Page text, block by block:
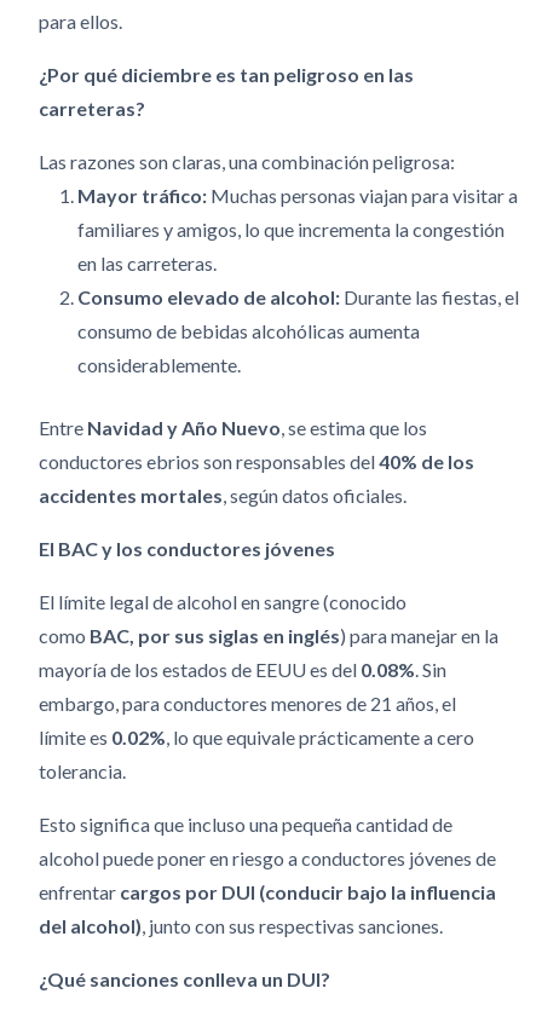
para ellos.
¿Por qué diciembre es tan peligroso en las
carreteras?
Las razones son claras, una combinación peligrosa:
Mayor tráfico: Muchas personas viajan para visitar a
familiares y amigos, lo que incrementa la congestión
en las carreteras.
Consumo elevado de alcohol: Durante las fiestas, el
consumo de bebidas alcohólicas aumenta
considerablemente.
Entre Navidad y Año Nuevo, se estima que los
conductores ebrios son responsables del40% de los
accidentes mortales, según datos oficiales.
El BAC y los conductores jóvenes
El límite legal de alcohol en sangre (conocido
como BAC, por sus siglas en inglés) para manejar en la
mayoría de los estados de EEUU es del 0.08%. Sin
embargo, para conductores menores de 21 años, el
límite es 0.02%, lo que equivale prácticamente a cero
tolerancia.
Esto significa que incluso una pequeña cantidad de
alcohol puede poner en riesgo a conductores jóvenes de
enfrentar cargos por DUI (conducir bajo la influencia
del alcohol), junto con sus respectivas sanciones.
¿Qué sanciones conlleva un DUI?